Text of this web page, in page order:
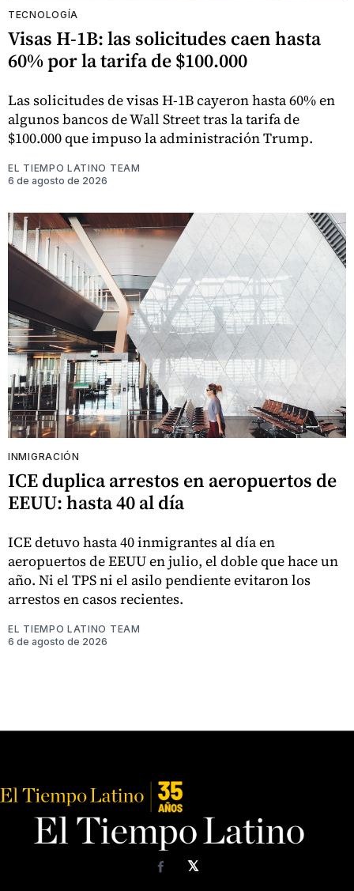
TECNOLOGÍA
Visas H-1B: las solicitudes caen hasta
60% por la tarifa de $100.000
Las solicitudes de visas H-1B cayeron hasta 60% en
algunos bancos de Wall Street tras la tarifa de
$100.000 que impuso la administración Trump.
EL TIEMPO LATINO TEAM
6 de agosto de 2026
INMIGRACIÓN
ICE duplica arrestos en aeropuertos de
EEUU: hasta 40 al día
ICE detuvo hasta 40 inmigrantes al día en
aeropuertos de EEUU en julio, el doble que hace un
año. Ni el TPS ni el asilo pendiente evitaron los
arrestos en casos recientes.
EL TIEMPO LATINO TEAM
6 de agosto de 2026
𝕏
Facebook